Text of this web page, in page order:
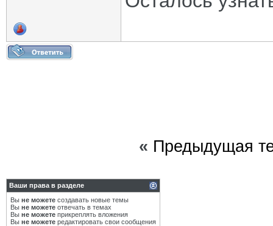
« Предыдущая
Ваши права в разделе
Вы не можете создавать новые темы
Вы не можете отвечать в темах
Вы не можете прикреплять вложения
Вы не можете редактировать свои сообщения